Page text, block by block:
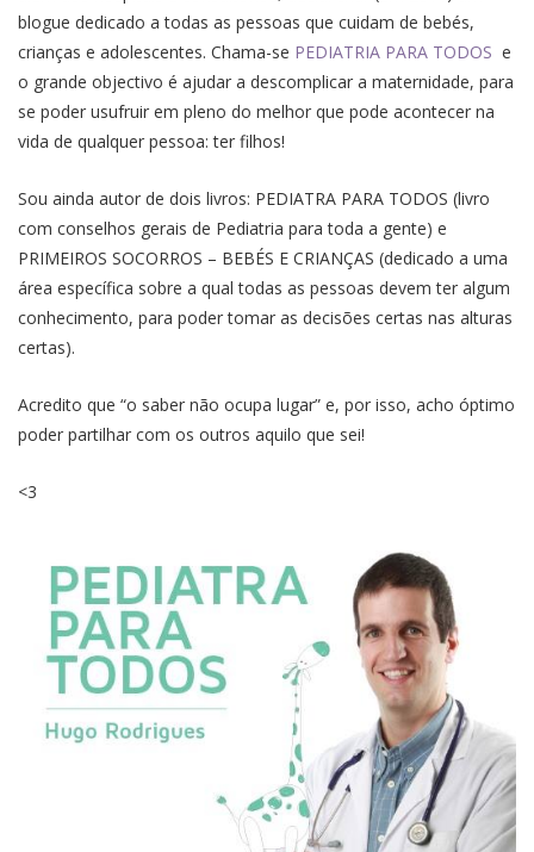
blogue dedicado a todas as pessoas que cuidam de bebés,
crianças e adolescentes. Chama-se PEDIATRIA PARA TODOS e
o grande objectivo é ajudar a descomplicar a maternidade, para
se poder usufruir em pleno do melhor que pode acontecer na
vida de qualquer pessoa: ter filhos!
Sou ainda autor de dois livros: PEDIATRA PARA TODOS (livro
com conselhos gerais de Pediatria para toda a gente) e
PRIMEIROS SOCORROS – BEBÉS E CRIANÇAS (dedicado a uma
área específica sobre a qual todas as pessoas devem ter algum
conhecimento, para poder tomar as decisões certas nas alturas
certas).
Acredito que “o saber não ocupa lugar” e, por isso, acho óptimo
poder partilhar com os outros aquilo que sei!
<3